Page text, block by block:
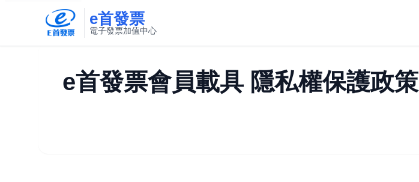
e首發票
電子發票加值中心
e首發票會員載具 隱私權保護政策